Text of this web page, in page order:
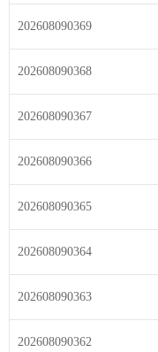
202608090369
202608090368
202608090367
202608090366
202608090365
202608090364
202608090363
202608090362